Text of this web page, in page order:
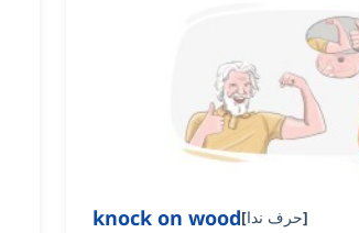
knock on wood[حرف ندا]